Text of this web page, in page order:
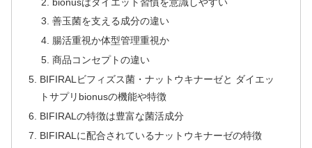
善玉菌を支える成分の違い
腸活重視か体型管理重視か
商品コンセプトの違い
BIFIRALビフィズス菌・ナットウキナーゼと ダイエッ
トサプリbionusの機能や特徴
BIFIRALの特徴は豊富な菌活成分
BIFIRALに配合されているナットウキナーゼの特徴